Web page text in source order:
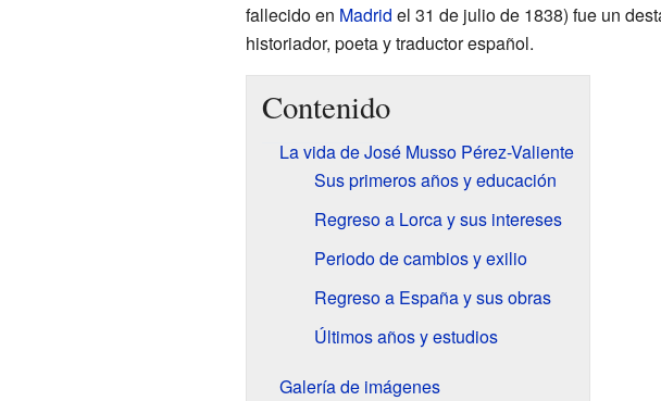
fallecido en Madrid el 31 de julio de 1838) fue un
historiador, poeta y traductor español.
Contenido
La vida de José Musso Pérez-Valiente
Sus primeros años y educación
Regreso a Lorca y sus intereses
Periodo de cambios y exilio
Regreso a España y sus obras
Últimos años y estudios
Galería de imágenes